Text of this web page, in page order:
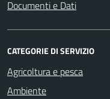
Documenti e Dati
CATEGORIE DI SERVIZIO
Agricoltura e pesca
Ambiente